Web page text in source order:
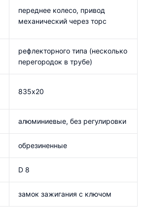
переднее колесо, привод
механический через торс
рефлекторного типа (несколько
перегородок в трубе)
835х20
алюминиевые, без регулировки
обрезиненные
D 8
замок зажигания с ключом